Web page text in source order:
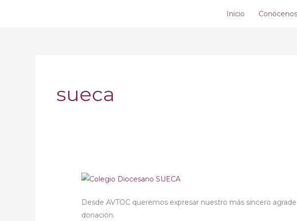
Inicio Conócenos
sueca
Desde AVTOC queremos expresar nuestro más sincero
donación.
Sueca
Colegio
solidario